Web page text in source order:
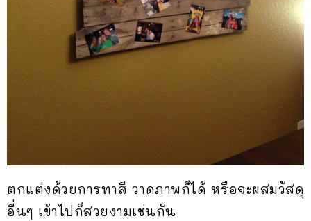
ตกแต่งด้วยการทาสี วาดภาพก็ได้ หรือจะผสมวัสดุ
อื่นๆ เข้าไปก็สวยงามเช่นกัน